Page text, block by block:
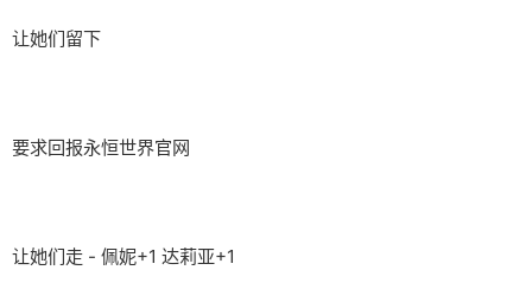
让她们留下
要求回报永恒世界官网
让她们走 - 佩妮+1 达莉亚+1